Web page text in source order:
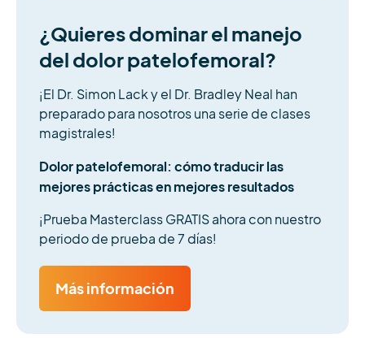
¿Quieres dominar el manejo
del dolor patelofemoral?
¡El Dr. Simon Lack y el Dr. Bradley Neal han
preparado para nosotros una serie de clases
magistrales!
Dolor patelofemoral: cómo traducir las
mejores prácticas en mejores resultados
¡Prueba Masterclass GRATIS ahora con nuestro
periodo de prueba de 7 días!
Más información